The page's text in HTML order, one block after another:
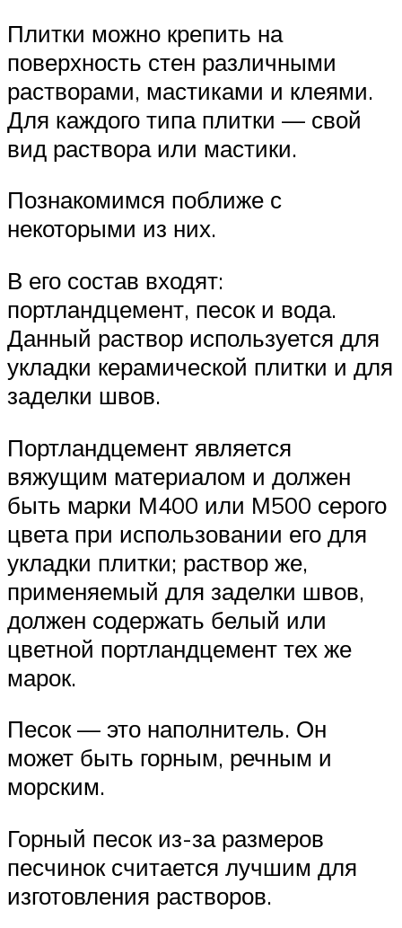
Плитки можно крепить на
поверхность стен различными
растворами, мастиками и клеями.
Для каждого типа плитки — свой
вид раствора или мастики.
Познакомимся поближе с
некоторыми из них.
В его состав входят:
портландцемент, песок и вода.
Данный раствор используется для
укладки керамической плитки и для
заделки швов.
Портландцемент является
вяжущим материалом и должен
быть марки М400 или М500 серого
цвета при использовании его для
укладки плитки; раствор же,
применяемый для заделки швов,
должен содержать белый или
цветной портландцемент тех же
марок.
Песок — это наполнитель. Он
может быть горным, речным и
морским.
Горный песок из-за размеров
песчинок считается лучшим для
изготовления растворов.